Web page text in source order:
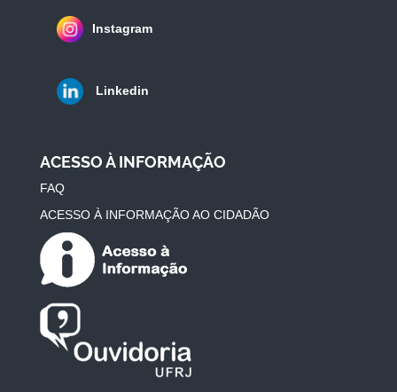
Instagram
Linkedin
ACESSO À INFORMAÇÃO
FAQ
ACESSO À INFORMAÇÃO AO CIDADÃO